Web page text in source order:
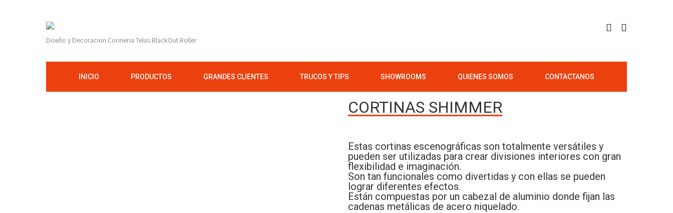
Diseño y Decoracion Corineria Telas BlackOut Roller
INICIO PRODUCTOS GRANDES CLIENTES TRUCOS Y TIPS SHOWROOMS QUIENES SOMOS CONTACTANOS
CORTINAS SHIMMER
Estas cortinas escenográficas son totalmente versátiles y
pueden ser utilizadas para crear divisiones interiores con gran
flexibilidad e imaginación.
Son tan funcionales como divertidas y con ellas se pueden
lograr diferentes efectos.
Están compuestas por un cabezal de aluminio donde fijan las
cadenas metálicas de acero niquelado.